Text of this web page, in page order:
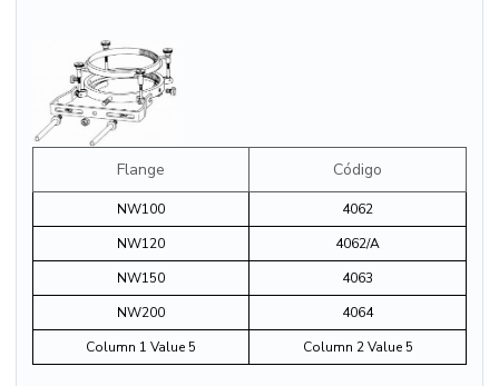
Flange Código
NW100
4062
NW120
4062/A
NW150
4063
NW200
4064
Column 1 Value 5
Column 2 Value 5